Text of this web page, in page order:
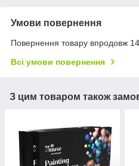
Умови повернення
Повернення товару впродовж
Всі умови повернення
З цим товаром також